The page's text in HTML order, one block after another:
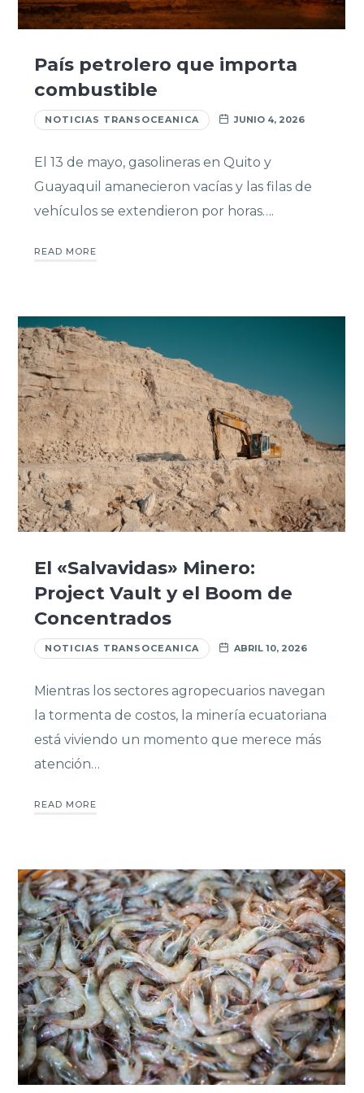
País petrolero que importa
combustible
NOTICIAS TRANSOCEANICA JUNIO 4, 2026
El 13 de mayo, gasolineras en Quito y
Guayaquil amanecieron vacías y las filas de
vehículos se extendieron por horas….
READ MORE
El «Salvavidas» Minero:
Project Vault y el Boom de
Concentrados
NOTICIAS TRANSOCEANICA ABRIL 10, 2026
Mientras los sectores agropecuarios navegan
la tormenta de costos, la minería ecuatoriana
está viviendo un momento que merece más
atención…
READ MORE